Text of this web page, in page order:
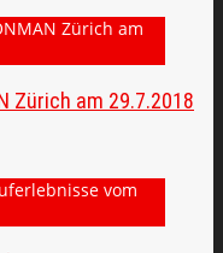
Zürich am 29.7.2018